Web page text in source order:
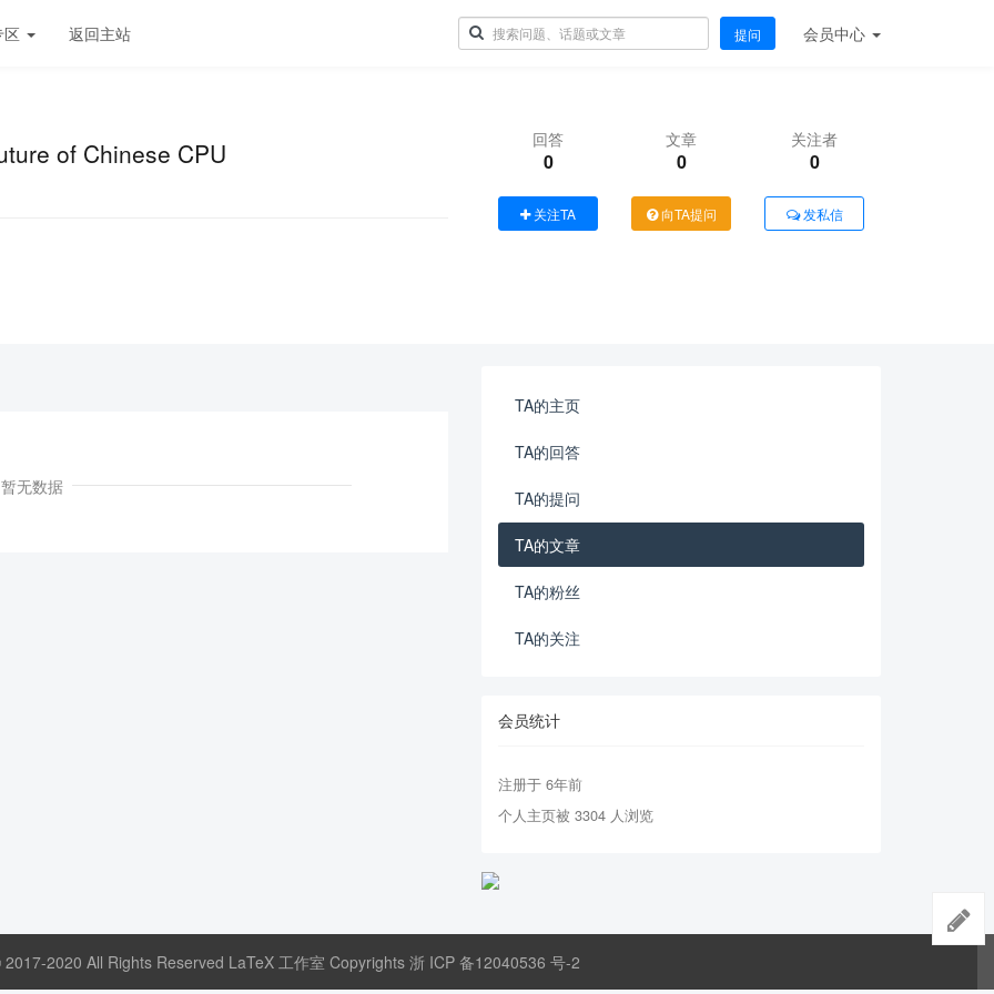
区 返回主站 提问 会员中心
of Chinese CPU 回答
0
文章
0
关注者
0
关注TA 向TA提问 发私信
暂无数据
TA的主页
TA的回答
TA的提问
TA的文章
TA的粉丝
TA的关注
会员统计
注册于 6年前
个人主页被 3304 人浏览
2020 All Rights Reserved LaTeX 工作室 Copyrights 浙 ICP 备12040536 号-2